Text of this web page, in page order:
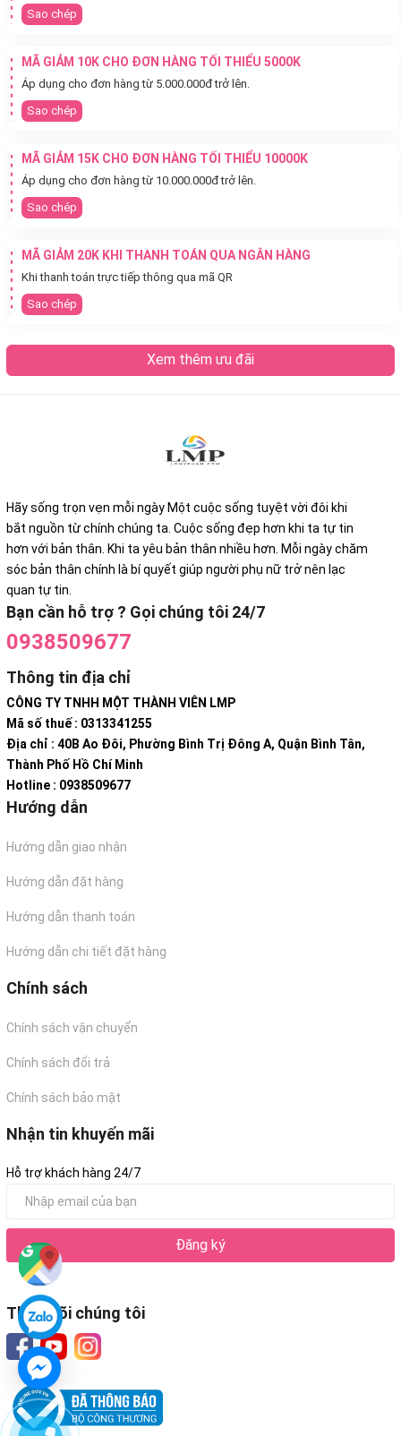
Sao chép
MÃ GIẢM 10K CHO ĐƠN HÀNG TỐI THIỂU 5000K
Áp dụng cho đơn hàng từ 5.000.000đ trở lên.
Sao chép
MÃ GIẢM 15K CHO ĐƠN HÀNG TỐI THIỂU 10000K
Áp dụng cho đơn hàng từ 10.000.000đ trở lên.
Sao chép
MÃ GIẢM 20K KHI THANH TOÁN QUA NGÂN HÀNG
Khi thanh toán trực tiếp thông qua mã QR
Sao chép
Xem thêm ưu đãi
Hãy sống trọn vẹn mỗi ngày Một cuộc sống tuyệt vời đôi khi
bắt nguồn từ chính chúng ta. Cuộc sống đẹp hơn khi ta tự tin
hơn với bản thân. Khi ta yêu bản thân nhiều hơn. Mỗi ngày chăm
sóc bản thân chính là bí quyết giúp người phụ nữ trở nên lạc
quan tự tin.
Bạn cần hỗ trợ ? Gọi chúng tôi 24/7
0938509677
Thông tin địa chỉ
CÔNG TY TNHH MỘT THÀNH VIÊN LMP
Mã số thuế : 0313341255
Địa chỉ : 40B Ao Đôi, Phường Bình Trị Đông A, Quận Bình Tân,
Thành Phố Hồ Chí Minh
Hotline : 0938509677
Hướng dẫn
Hướng dẫn giao nhận
Hướng dẫn đặt hàng
Hướng dẫn thanh toán
Hướng dẫn chi tiết đặt hàng
Chính sách
Chính sách vận chuyển
Chính sách đổi trả
Chính sách bảo mật
Nhận tin khuyến mãi
Hỗ trợ khách hàng 24/7
Đăng ký
Theo dõi chúng tôi